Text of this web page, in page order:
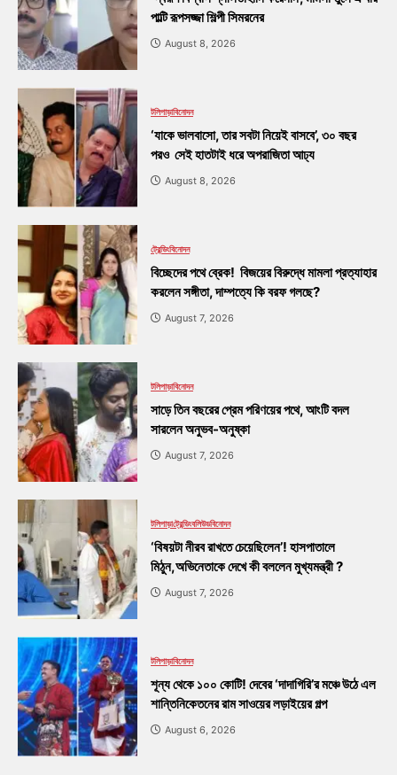
পাল্টি রূপসজ্জা শিল্পী সিমরনের
August 8, 2026
টলিপাড়াবিনোদন
‘যাকে ভালবাসো, তার সবটা নিয়েই বাসবে’, ৩০ বছর
পরও সেই হাতটাই ধরে অপরাজিতা আঢ্য
August 8, 2026
ট্রেন্ডিংবিনোদন
বিচ্ছেদের পথে ব্রেক! বিজয়ের বিরুদ্ধে মামলা প্রত্যাহার
করলেন সঙ্গীতা, দাম্পত্যে কি বরফ গলছে?
August 7, 2026
টলিপাড়াবিনোদন
সাড়ে তিন বছরের প্রেম পরিণয়ের পথে, আংটি বদল
সারলেন অনুভব-অনুষ্কা
August 7, 2026
টলিপাড়াট্রেন্ডিংবলিউডবিনোদন
‘বিষয়টা নীরব রাখতে চেয়েছিলেন’! হাসপাতালে
মিঠুন,অভিনেতাকে দেখে কী বললেন মুখ্যমন্ত্রী ?
August 7, 2026
টলিপাড়াবিনোদন
শূন্য থেকে ১০০ কোটি! দেবের ‘দাদাগিরি’র মঞ্চে উঠে এল
শান্তিনিকেতনের রাম সাওয়ের লড়াইয়ের গল্প
August 6, 2026